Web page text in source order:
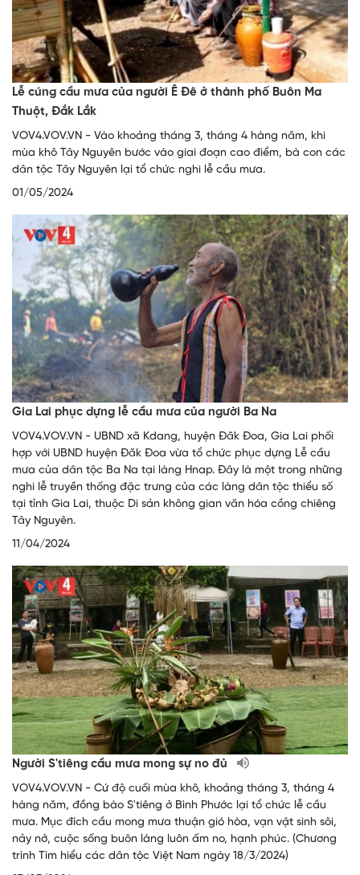
Lễ cúng cầu mưa của người Ê Đê ở thành phố Buôn Ma
Thuột, Đắk Lắk
VOV4.VOV.VN - Vào khoảng tháng 3, tháng 4 hàng năm, khi
mùa khô Tây Nguyên bước vào giai đoạn cao điểm, bà con các
dân tộc Tây Nguyên lại tổ chức nghi lễ cầu mưa.
01/05/2024
Gia Lai phục dựng lễ cầu mưa của người Ba Na
VOV4.VOV.VN - UBND xã Kdang, huyện Đăk Đoa, Gia Lai phối
hợp với UBND huyện Đăk Đoa vừa tổ chức phục dựng Lễ cầu
mưa của dân tộc Ba Na tại làng Hnap. Đây là một trong những
nghi lễ truyền thống đặc trưng của các làng dân tộc thiểu số
tại tỉnh Gia Lai, thuộc Di sản không gian văn hóa cồng chiêng
Tây Nguyên.
11/04/2024
Người S'tiêng cầu mưa mong sự no đủ
VOV4.VOV.VN - Cứ độ cuối mùa khô, khoảng tháng 3, tháng 4
hàng năm, đồng bào S'tiêng ở Bình Phước lại tổ chức lễ cầu
mưa. Mục đích cầu mong mưa thuận gió hòa, vạn vật sinh sôi,
nảy nở, cuộc sống buôn làng luôn ấm no, hạnh phúc. (Chương
trình Tìm hiểu các dân tộc Việt Nam ngày 18/3/2024)